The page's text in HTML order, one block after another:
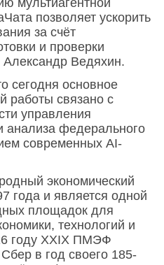
мультиагентной
позволяет ускорить
за счёт
и проверки
Ведяхин.
сегодня основное
работы связано с
управления
федерального
современных AI-
экономический
года и является одной
площадок для
технологий и
году XXIX ПМЭФ
в год своего 185-